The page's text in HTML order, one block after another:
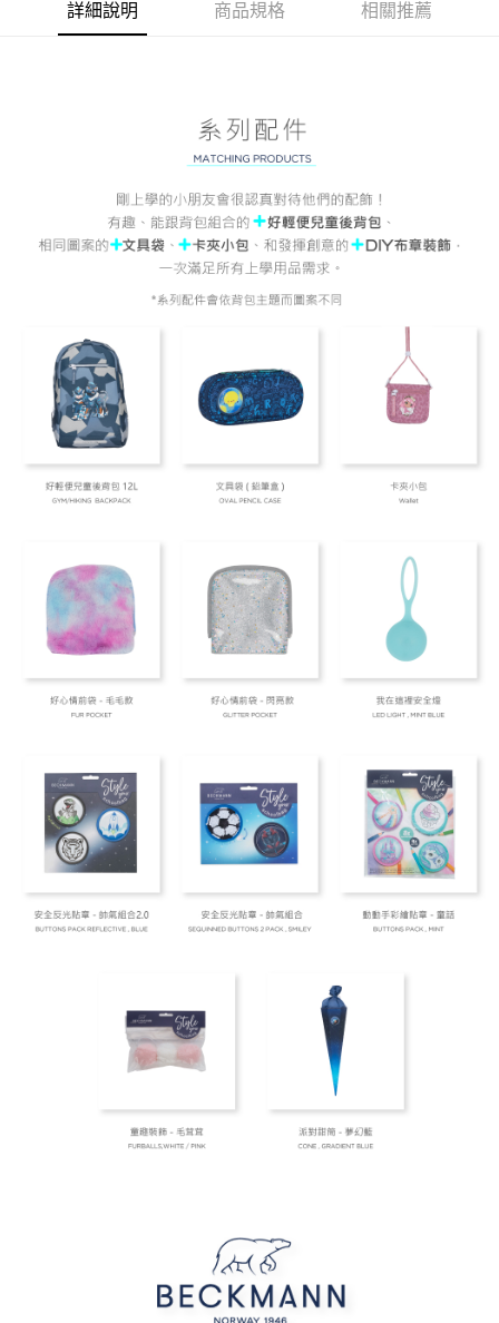
付款後全家取貨
每筆NT$80，滿NT$999(含以上)免運費
每筆NT$80，滿NT$999(含以上)免運費
宅配-離島
每筆NT$80，滿NT$999(含以上)免運費
每筆NT$80，滿NT$999(含以上)免運費
詳細說明 商品規格 相關推薦